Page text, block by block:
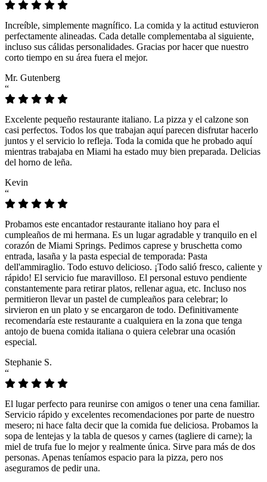
Increíble, simplemente magnífico. La comida y la actitud estuvieron
perfectamente alineadas. Cada detalle complementaba al siguiente,
incluso sus cálidas personalidades. Gracias por hacer que nuestro
corto tiempo en su área fuera el mejor.
Mr. Gutenberg
“
Excelente pequeño restaurante italiano. La pizza y el calzone son
casi perfectos. Todos los que trabajan aquí parecen disfrutar hacerlo
juntos y el servicio lo refleja. Toda la comida que he probado aquí
mientras trabajaba en Miami ha estado muy bien preparada. Delicias
del horno de leña.
Kevin
“
Probamos este encantador restaurante italiano hoy para el
cumpleaños de mi hermana. Es un lugar agradable y tranquilo en el
corazón de Miami Springs. Pedimos caprese y bruschetta como
entrada, lasaña y la pasta especial de temporada: Pasta
dell'ammiraglio. Todo estuvo delicioso. ¡Todo salió fresco, caliente y
rápido! El servicio fue maravilloso. El personal estuvo pendiente
constantemente para retirar platos, rellenar agua, etc. Incluso nos
permitieron llevar un pastel de cumpleaños para celebrar; lo
sirvieron en un plato y se encargaron de todo. Definitivamente
recomendaría este restaurante a cualquiera en la zona que tenga
antojo de buena comida italiana o quiera celebrar una ocasión
especial.
Stephanie S.
“
El lugar perfecto para reunirse con amigos o tener una cena familiar.
Servicio rápido y excelentes recomendaciones por parte de nuestro
mesero; ni hace falta decir que la comida fue deliciosa. Probamos la
sopa de lentejas y la tabla de quesos y carnes (tagliere di carne); la
miel de trufa fue lo mejor y realmente única. Sirve para más de dos
personas. Apenas teníamos espacio para la pizza, pero nos
aseguramos de pedir una.